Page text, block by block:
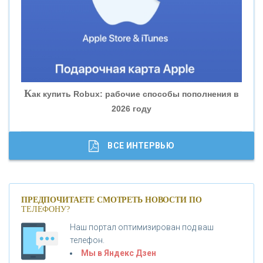
«БАНК ГЛОБЭКС»
«СОВКОМБАНК»
«ГАЗПРОМБАНК»
«МОСКОВСКИЙ КРЕДИТНЫЙ БАНК»
«БАНК ВОЗРОЖДЕНИЕ»
Как купить Robux: рабочие способы пополнения в
2026 году
Банки.ру обновил логотип впервые за 19 лет -
ВСЕ ИНТЕРВЬЮ
ПРЕДПОЧИТАЕТЕ СМОТРЕТЬ НОВОСТИ ПО
ТЕЛЕФОНУ?
Наш портал оптимизирован под ваш
телефон.
Мы в Яндекс Дзен